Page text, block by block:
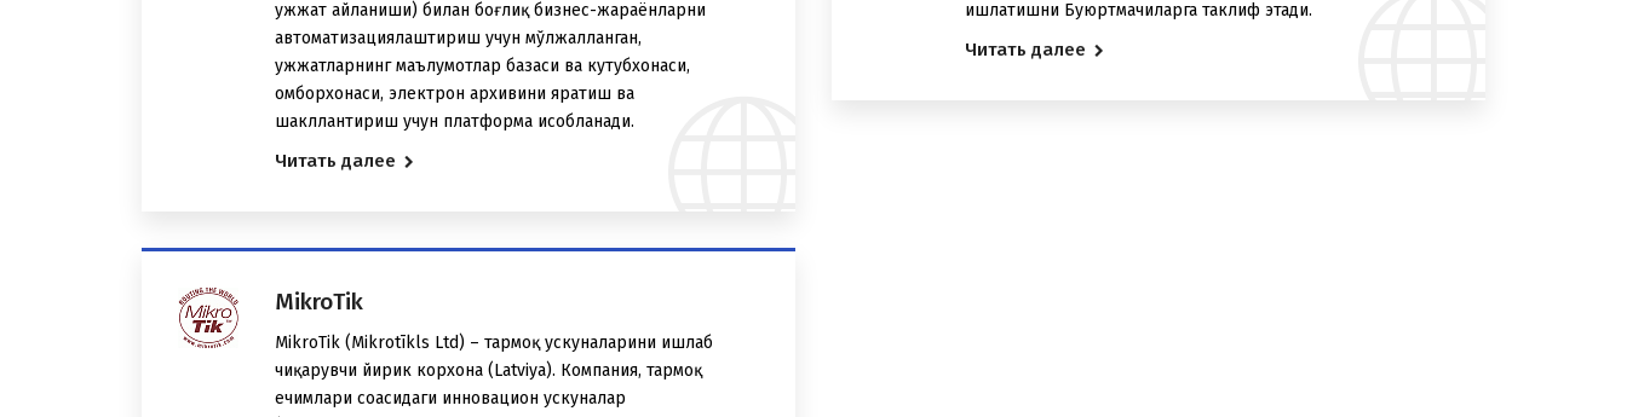
ҳужжат айланиши) билан боғлиқ бизнес-жараёнларни
автоматизациялаштириш учун мўлжалланган,
ҳужжатларнинг маълумотлар базаси ва кутубхонаси,
омборхонаси, электрон архивини яратиш ва
шакллантириш учун платформа ҳисобланади.
Читать далее
ишлатишни Буюртмачиларга таклиф этади.
Читать далее
MikroTik
MikroTik (Mikrotīkls Ltd) – тармоқ ускуналарини ишлаб
чиқарувчи йирик корхона (Latviya). Компания, тармоқ
ечимлари соҳасидаги инновацион ускуналар